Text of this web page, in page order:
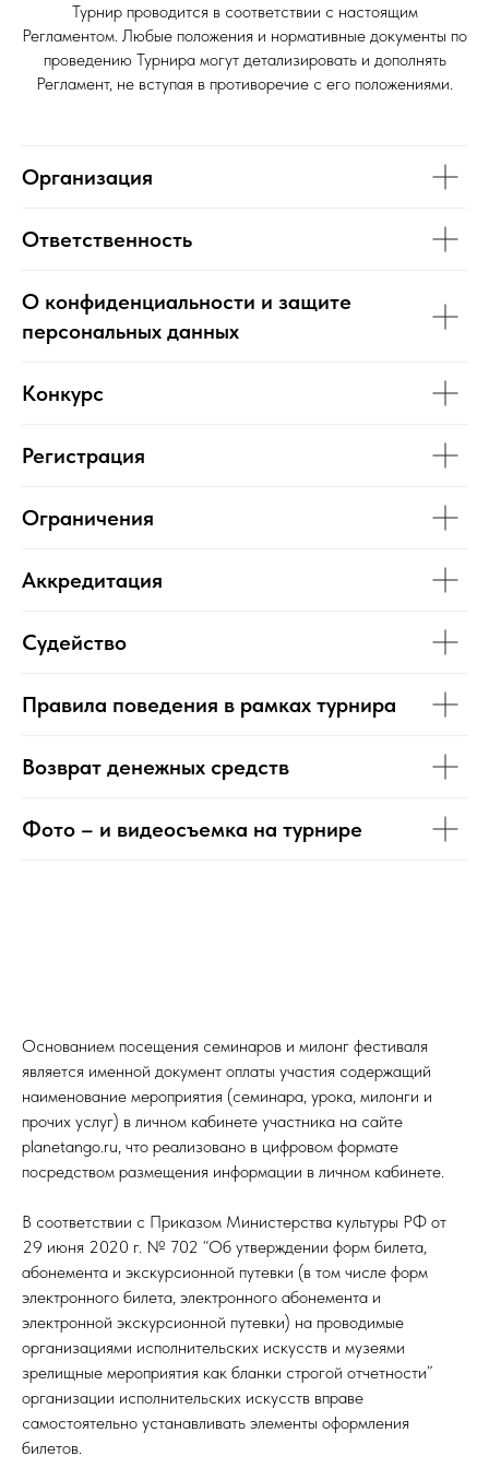
Турнир проводится в соответствии с настоящим
Регламентом. Любые положения и нормативные документы по
проведению Турнира могут детализировать и дополнять
Регламент, не вступая в противоречие с его положениями.
Организация
Ответственность
О конфиденциальности и защите
персональных данных
Конкурс
Регистрация
Ограничения
Аккредитация
Судейство
Правила поведения в рамках турнира
Возврат денежных средств
Фото – и видеосъемка на турнире
Основанием посещения семинаров и милонг фестиваля
является именной документ оплаты участия содержащий
наименование мероприятия (семинара, урока, милонги и
прочих услуг) в личном кабинете участника на сайте
planetango.ru, что реализовано в цифровом формате
посредством размещения информации в личном кабинете.
В соответствии с Приказом Министерства культуры РФ от
29 июня 2020 г. № 702 “Об утверждении форм билета,
абонемента и экскурсионной путевки (в том числе форм
электронного билета, электронного абонемента и
электронной экскурсионной путевки) на проводимые
организациями исполнительских искусств и музеями
зрелищные мероприятия как бланки строгой отчетности”
организации исполнительских искусств вправе
самостоятельно устанавливать элементы оформления
билетов.